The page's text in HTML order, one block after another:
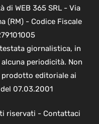
di WEB 365 SRL - Via
(RM) - Codice Fiscale
giornalistica, in
periodicità. Non
editoriale ai
07.03.2001
riservati - Contattaci